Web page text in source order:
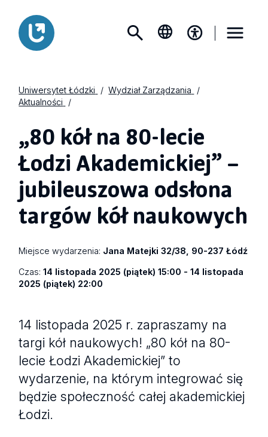
Uniwersytet Łódzki
Wydział Zarządzania
Aktualności
„80 kół na 80-lecie
Łodzi Akademickiej” –
jubileuszowa odsłona
targów kół naukowych
Miejsce wydarzenia: Jana Matejki 32/38, 90-237 Łódź
Czas:14 listopada 2025 (piątek) 15:00 - 14 listopada
2025 (piątek) 22:00
14 listopada 2025 r. zapraszamy na
targi kół naukowych! „80 kół na 80-
lecie Łodzi Akademickiej” to
wydarzenie, na którym integrować się
będzie społeczność całej akademickiej
Łodzi.